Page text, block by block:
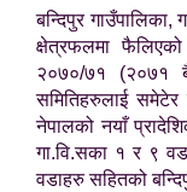
बन्दिपुर गाउँपालिका,
क्षेत्रफलमा
२०७०/७१ (२०७१
समितिहरुलाई समेटेर
नेपालको नयाँ
गा.वि.सका १ र ९
वडाहरु सहितको